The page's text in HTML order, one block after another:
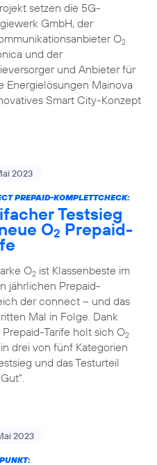
setzen die 5G-
GmbH, der
O2
und der
und Anbieter für
Energielösungen Mainova
Smart City-Konzept
2023
PREPAID-KOMPLETTCHECK:
Testsieg
O2 Prepaid-
O2ist Klassenbeste im
jährlichen Prepaid-
der connect – und das
Mal in Folge. Dank
Tarife holt sich O2
drei von fünf Kategorien
und das Testurteil
2023